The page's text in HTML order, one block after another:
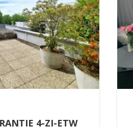
4-ZI-ETW